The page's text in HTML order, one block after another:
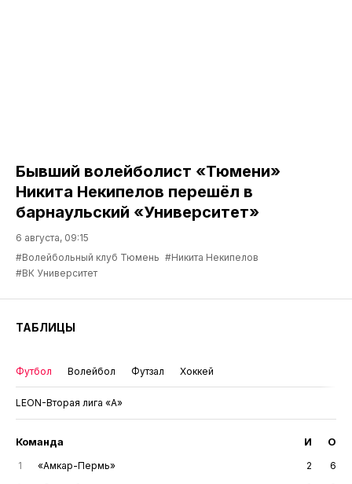
Бывший волейболист «Тюмени»
Никита Некипелов перешёл в
барнаульский «Университет»
6 августа, 09:15
#Волейбольный клуб Тюмень #Никита Некипелов
#ВК Университет
ТАБЛИЦЫ
Футбол Волейбол Футзал Хоккей
LEON-Вторая лига «А»
Команда И О
1 «Амкар-Пермь» 2
6